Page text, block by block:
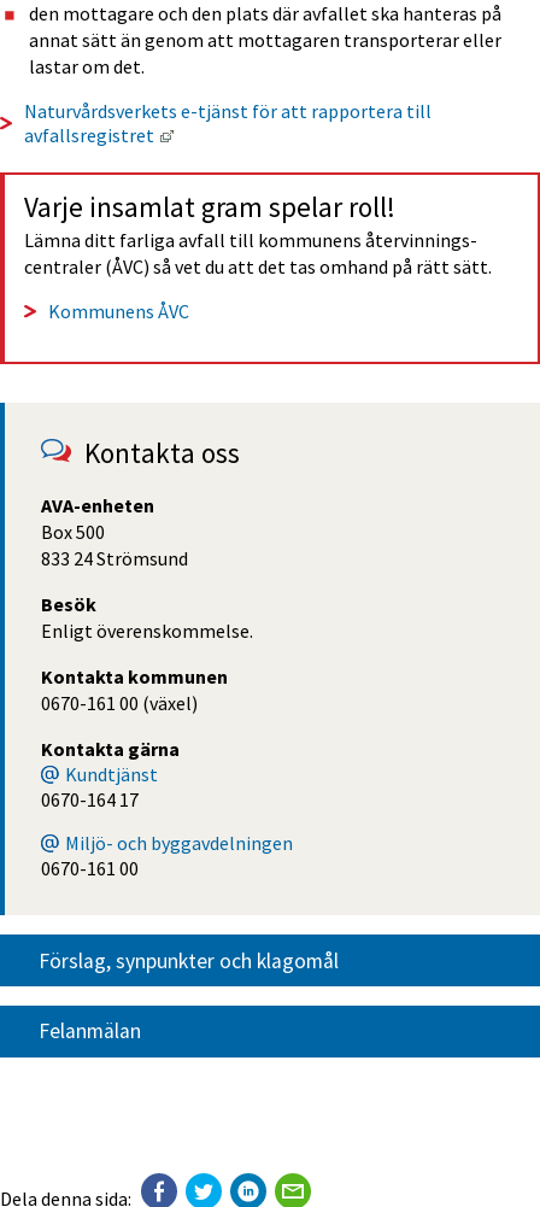
den mottagare och den plats där avfallet ska hanteras på
annat sätt än genom att mottagaren transporterar eller
lastar om det.
Naturvårdsverkets e-tjänst för att rapportera till
avfallsregistret
Länk till annan webbplats, öppnas i nytt
Varje insamlat gram spelar roll!
Lämna ditt farliga avfall till kommunens återvinnings­
centraler (ÅVC) så vet du att det tas omhand på rätt sätt.
Kommunens ÅVC
Kontakta oss
AVA-enheten
Box 500
833 24 Strömsund
Besök
Enligt överenskommelse.
Kontakta kommunen
0670-161 00 (växel)
Kontakta gärna
Kundtjänst
0670-164 17
Miljö- och byggavdelningen
0670-161 00
Förslag, synpunkter och klagomål
Felanmälan
Dela denna sida: